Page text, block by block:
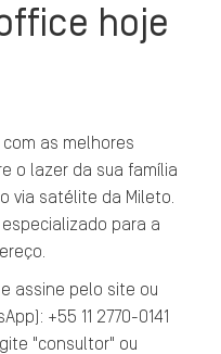
hoje
as melhores
o lazer da sua família
via satélite da Mileto.
para a
assine pelo site ou
+55 11 2770-0141
"consultor" ou